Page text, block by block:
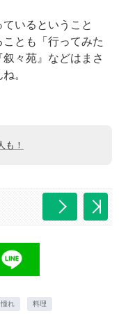
いるということ
とも「行ってみた
々苑』などはまさ
。
も！
憧れ 料理